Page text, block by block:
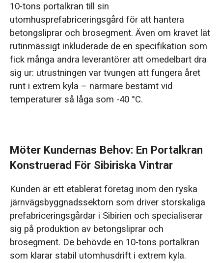
tekniska uppgraderingar
1. Förebyggande av kallsprödning och
strukturell sprickbildning i stål vid -40°C
2. Förhindra frysning och fuktkortslutningar i
extrem kyla
3. Uppfylla kraven för företagets varumärke
4. Säker gränsöverskridande förpackning:
Säkerställ säker kranleverans
Grön portalkran levererad till Sibirien
10-tons portalkran till sin
utomhusprefabriceringsgård för att hantera
betongsliprar och brosegment. Även om kravet lät
rutinmässigt inkluderade de en specifikation som
fick många andra leverantörer att omedelbart dra
sig ur: utrustningen var tvungen att fungera året
runt i extrem kyla – närmare bestämt vid
temperaturer så låga som -40 °C.
Möter Kundernas Behov: En Portalkran
Konstruerad För Sibiriska Vintrar
Kunden är ett etablerat företag inom den ryska
järnvägsbyggnadssektorn som driver storskaliga
prefabriceringsgårdar i Sibirien och specialiserar
sig på produktion av betongsliprar och
brosegment. De behövde en 10-tons portalkran
som klarar stabil utomhusdrift i extrem kyla.